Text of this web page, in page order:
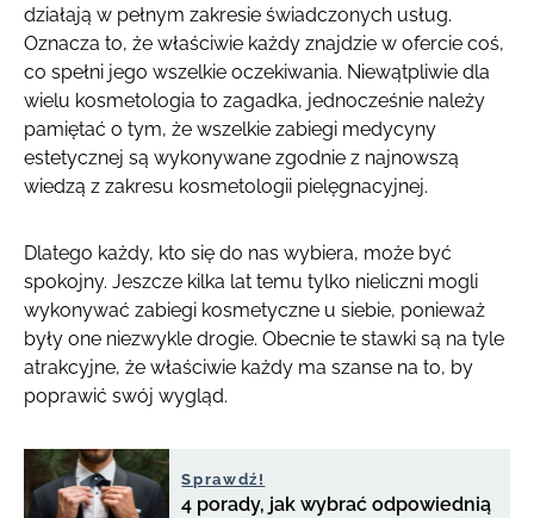
działają w pełnym zakresie świadczonych usług.
Oznacza to, że właściwie każdy znajdzie w ofercie coś,
co spełni jego wszelkie oczekiwania. Niewątpliwie dla
wielu kosmetologia to zagadka, jednocześnie należy
pamiętać o tym, że wszelkie zabiegi medycyny
estetycznej są wykonywane zgodnie z najnowszą
wiedzą z zakresu kosmetologii pielęgnacyjnej.
Dlatego każdy, kto się do nas wybiera, może być
spokojny. Jeszcze kilka lat temu tylko nieliczni mogli
wykonywać zabiegi kosmetyczne u siebie, ponieważ
były one niezwykle drogie. Obecnie te stawki są na tyle
atrakcyjne, że właściwie każdy ma szanse na to, by
poprawić swój wygląd.
Sprawdź!
4 porady, jak wybrać odpowiednią